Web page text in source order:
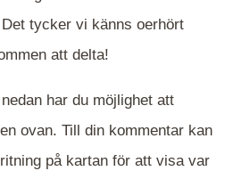
tycker vi känns oerhört
att delta!
har du möjlighet att
ovan. Till din kommentar kan
på kartan för att visa var